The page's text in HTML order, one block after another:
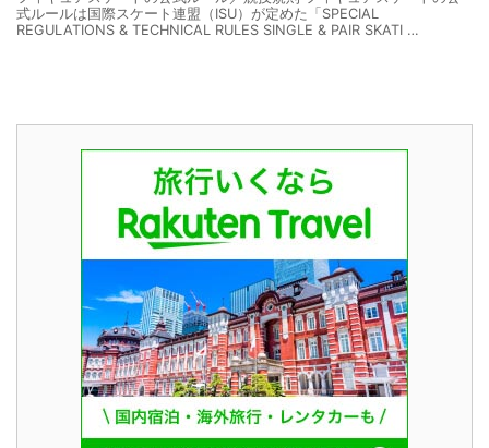
式ルールは国際スケート連盟（ISU）が定めた「SPECIAL
REGULATIONS & TECHNICAL RULES SINGLE & PAIR SKATI …